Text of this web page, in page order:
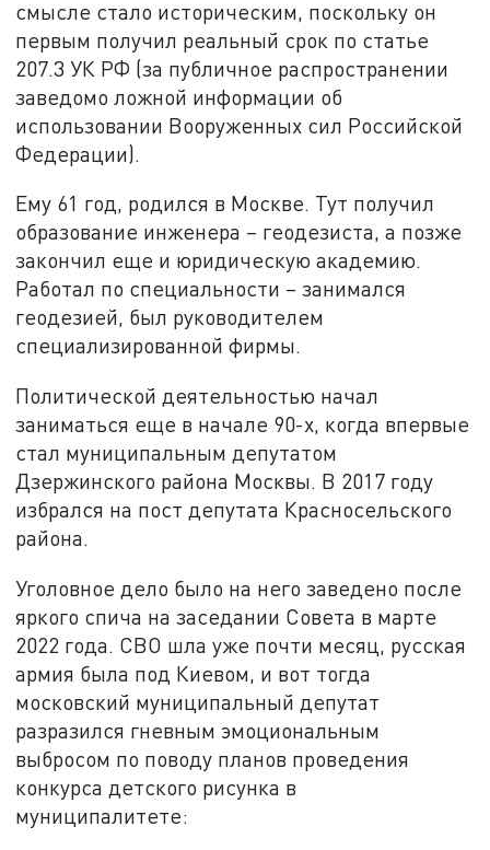
смысле стало историческим, поскольку он
первым получил реальный срок по статье
207.3 УК РФ (за публичное распространении
заведомо ложной информации об
использовании Вооруженных сил Российской
Федерации).
Ему 61 год, родился в Москве. Тут получил
образование инженера – геодезиста, а позже
закончил еще и юридическую академию.
Работал по специальности – занимался
геодезией, был руководителем
специализированной фирмы.
Политической деятельностью начал
заниматься еще в начале 90-х, когда впервые
стал муниципальным депутатом
Дзержинского района Москвы. В 2017 году
избрался на пост депутата Красносельского
района.
Уголовное дело было на него заведено после
яркого спича на заседании Совета в марте
2022 года. СВО шла уже почти месяц, русская
армия была под Киевом, и вот тогда
московский муниципальный депутат
разразился гневным эмоциональным
выбросом по поводу планов проведения
конкурса детского рисунка в
муниципалитете: